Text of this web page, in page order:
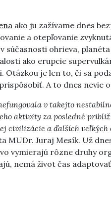
ako ju zažívame dnes
a otepľovanie
v súčasnosti ohrieva,
ako erupcie
Otázkou je len to, či sa
A to dnes nevie
v takejto
aktivity za posledné
civilizácie a ďalších veľkých
MUDr. Juraj Mesík. Už
vymierajú rôzne druhy
nemá život čas